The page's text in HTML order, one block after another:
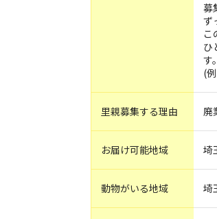
募
ず
こ
ひ
す。
(
里親募集する理由 廃
お届け可能地域 埼
動物がいる地域 埼